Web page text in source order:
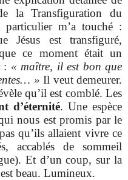
la Transfiguration du
m’a touché :
Jésus est transfiguré,
ce moment était un
: « maître, il est bon que
» Il veut demeurer.
qu’il est comblé. Les
d’éternité. Une espèce
nous est promis par le
qu’ils allaient vivre ce
accablés de sommeil
Et d’un coup, sur la
beau. Lumineux.